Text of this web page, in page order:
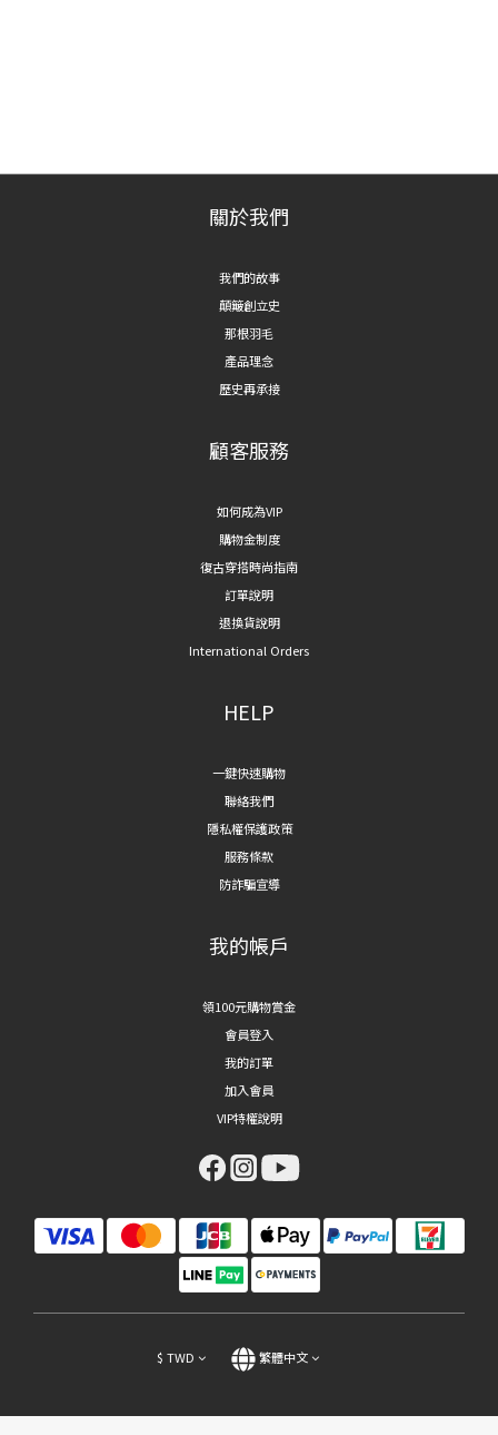
關於我們
我們的故事
顛簸創立史
那根羽毛
產品理念
歷史再承接
顧客服務
如何成為VIP
購物金制度
復古穿搭時尚指南
訂單說明
退換貨說明
International Orders
HELP
一鍵快速購物
聯絡我們
隱私權保護政策
服務條款
防詐騙宣導
我的帳戶
領100元購物賞金
會員登入
我的訂單
加入會員
VIP特權說明
$ TWD 繁體中文